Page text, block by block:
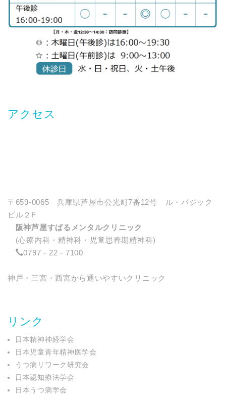
アクセス
〒659-0065 兵庫県芦屋市公光町7番12号 ル・バジック
ビル２F
阪神芦屋すばるメンタルクリニック
(心療内科・精神科・児童思春期精神科)
0797－22－7100
神戸・三宮・西宮から通いやすいクリニック
リンク
日本精神神経学会
日本児童青年精神医学会
うつ病リワーク研究会
日本認知療法学会
日本うつ病学会